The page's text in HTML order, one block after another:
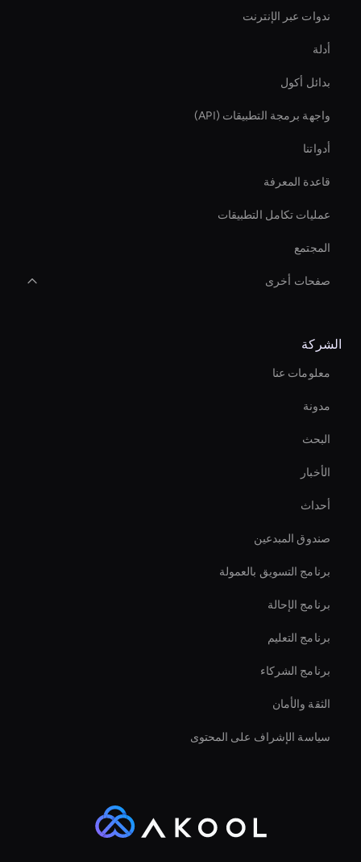
ندوات عبر الإنترنت
أدلة
بدائل أكول
واجهة برمجة التطبيقات (API)
أدواتنا
قاعدة المعرفة
عمليات تكامل التطبيقات
المجتمع
صفحات أخرى
Holographic Virtual Assistant
Live Video Avatar
أداة قص الفيديو بالذكاء الاصطناعي
Real-Time Ai Avatar
Live Ai Presenter
Ai Avatar For E-Commerce
محرر فيديو الشركات بالذكاء الاصطناعي
الشركة
معلومات عنا
مدونة
البحث
الأخبار
أحداث
صندوق المبدعين
برنامج التسويق بالعمولة
برنامج الإحالة
برنامج التعليم
برنامج الشركاء
الثقة والأمان
سياسة الإشراف على المحتوى